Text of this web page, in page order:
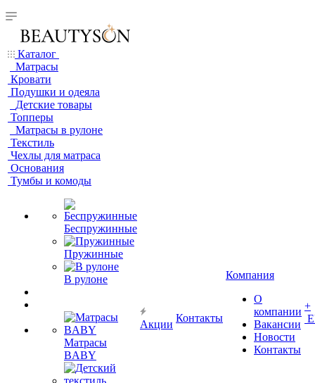
Каталог
Матрасы
Кровати
Подушки и одеяла
Детские товары
Топперы
Матрасы в рулоне
Текстиль
Чехлы для матраса
Основания
Тумбы и комоды
Беспружинные
Пружинные
В рулоне
Матрасы
BABY
Акции
Контакты
Компания
О
компании
Вакансии
Новости
Контакты
+